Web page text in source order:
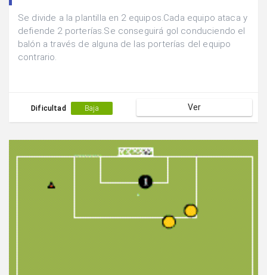
Se divide a la plantilla en 2 equipos.Cada equipo ataca y
defiende 2 porterías.Se conseguirá gol conduciendo el
balón a través de alguna de las porterías del equipo
contrario.
Dificultad Baja Ver